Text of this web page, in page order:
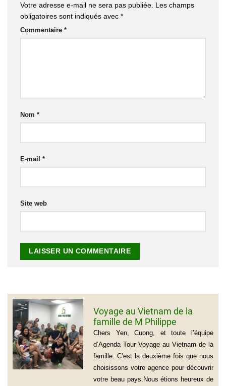
Votre adresse e-mail ne sera pas publiée. Les champs
obligatoires sont indiqués avec *
Commentaire *
Nom *
E-mail *
Site web
Voyage au Vietnam de la
famille de M Philippe
GROGNET
Chers Yen, Cuong, et toute l’équipe
d’Agenda Tour Voyage au Vietnam de la
famille: C’est la deuxième fois que nous
choisissons votre agence pour découvrir
votre beau pays.Nous étions heureux de